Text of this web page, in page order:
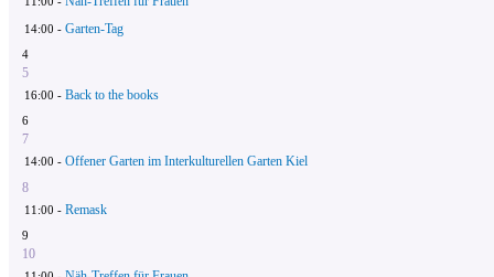
14:00 - Garten-Tag
4
5
16:00 - Back to the books
6
7
14:00 - Offener Garten im Interkulturellen Garten Kiel
8
11:00 - Remask
9
10